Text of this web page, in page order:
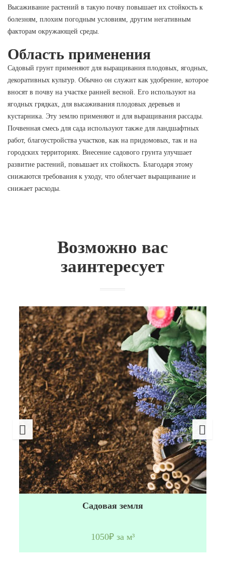
Высаживание растений в такую почву повышает их стойкость к
болезням, плохим погодным условиям, другим негативным
факторам окружающей среды.
Область применения
Садовый грунт применяют для выращивания плодовых, ягодных,
декоративных культур. Обычно он служит как удобрение, которое
вносят в почву на участке ранней весной. Его используют на
ягодных грядках, для высаживания плодовых деревьев и
кустарника. Эту землю применяют и для выращивания рассады.
Почвенная смесь для сада используют также для ландшафтных
работ, благоустройства участков, как на придомовых, так и на
городских территориях. Внесение садового грунта улучшает
развитие растений, повышает их стойкость. Благодаря этому
снижаются требования к уходу, что облегчает выращивание и
снижает расходы.
Возможно вас
заинтересует
Садовая земля
1050₽ за м³